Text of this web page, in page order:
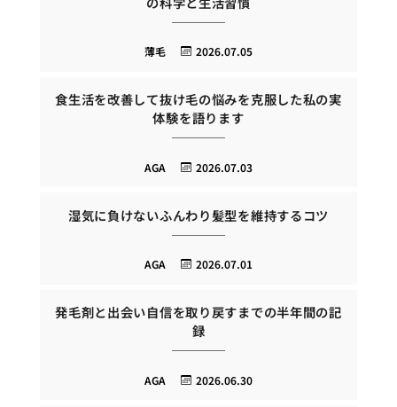
2026.07.05
薄毛
食生活を改善して抜け毛の悩みを克服した私の実
体験を語ります
2026.07.03
AGA
湿気に負けないふんわり髪型を維持するコツ
2026.07.01
AGA
発毛剤と出会い自信を取り戻すまでの半年間の記
録
2026.06.30
AGA